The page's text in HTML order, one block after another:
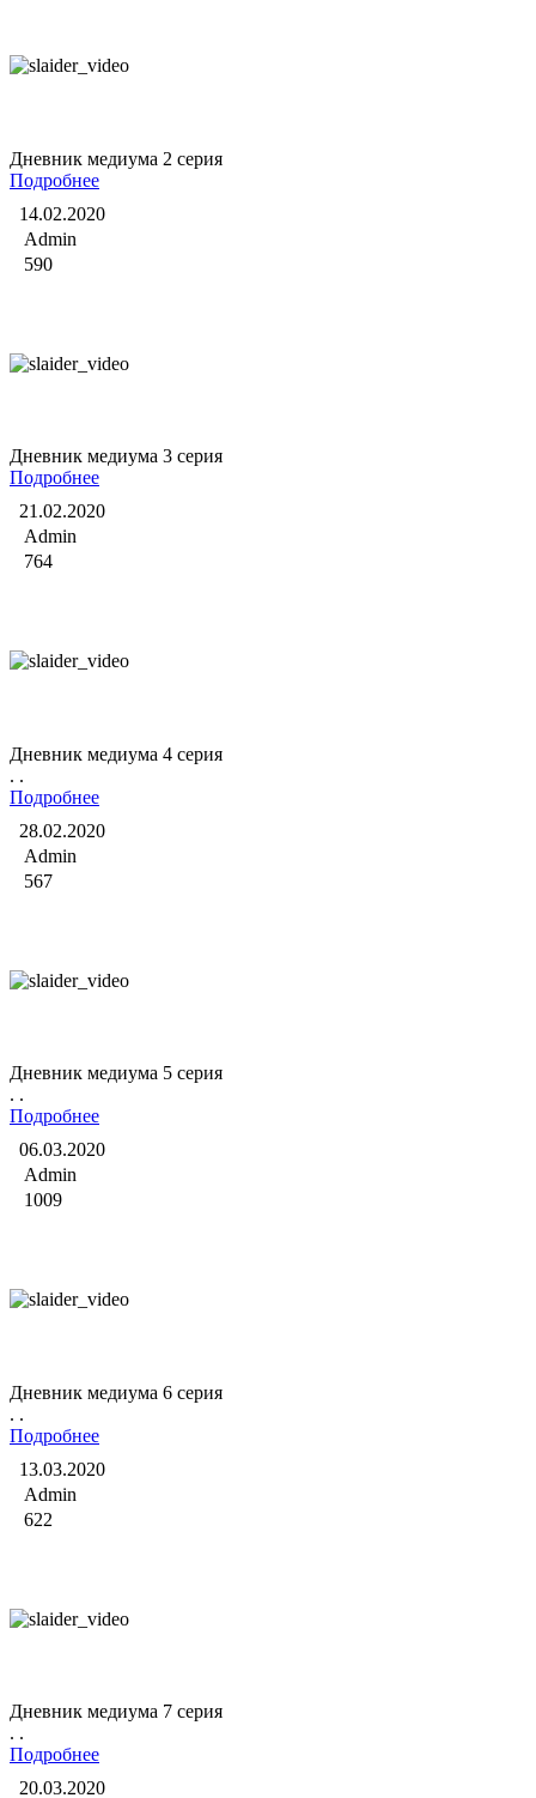
Дневник медиума 2 серия
Подробнее
14.02.2020
Admin
590
Дневник медиума 3 серия
Подробнее
21.02.2020
Admin
764
Дневник медиума 4 серия
. .
Подробнее
28.02.2020
Admin
567
Дневник медиума 5 серия
. .
Подробнее
06.03.2020
Admin
1009
Дневник медиума 6 серия
. .
Подробнее
13.03.2020
Admin
622
Дневник медиума 7 серия
. .
Подробнее
20.03.2020